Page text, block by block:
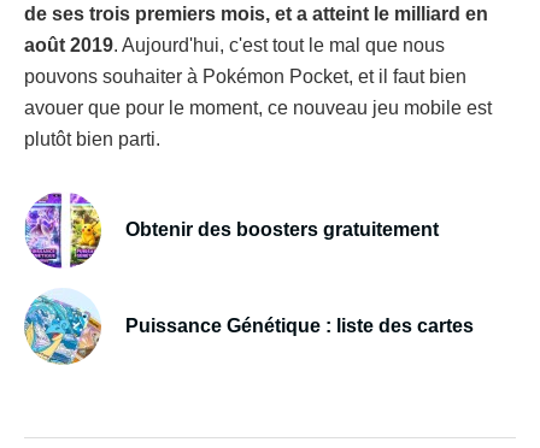
de ses trois premiers mois, et a atteint le milliard en
août 2019. Aujourd'hui, c'est tout le mal que nous
pouvons souhaiter à Pokémon Pocket, et il faut bien
avouer que pour le moment, ce nouveau jeu mobile est
plutôt bien parti.
Obtenir des boosters gratuitement
Puissance Génétique : liste des cartes